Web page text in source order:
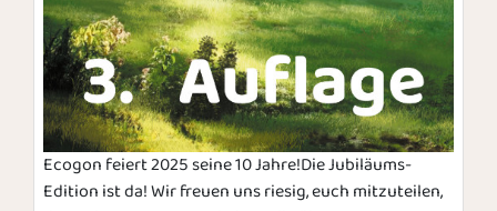
Ecogon feiert 2025 seine 10 Jahre!Die Jubiläums-
Edition ist da! Wir freuen uns riesig, euch mitzuteilen,